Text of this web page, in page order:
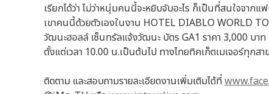
เรียกได้ว่า ไม่ว่าหนุ่มคนนี้จะหยิบจับอะไร ก็เป็นที่สนใจจา
เขาคนนี้ด้วยตัวเองในงาน HOTEL DIABLO WORLD
วัฒนะฮอลล์ เซ็นทรัลแจ้งวัฒนะ บัตร GA1 ราคา 3,000 บา
ตั้งแต่เวลา 10.00 น.เป็นต้นไป ทางไทยทิคเก็ตเมเจอร์ทุกสา
ติดตาม และสอบถามรายละเอียดงานเพิ่มเติมได้ที่